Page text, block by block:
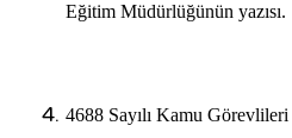
Eğitim Müdürlüğünün yazısı.
4688 Sayılı Kamu